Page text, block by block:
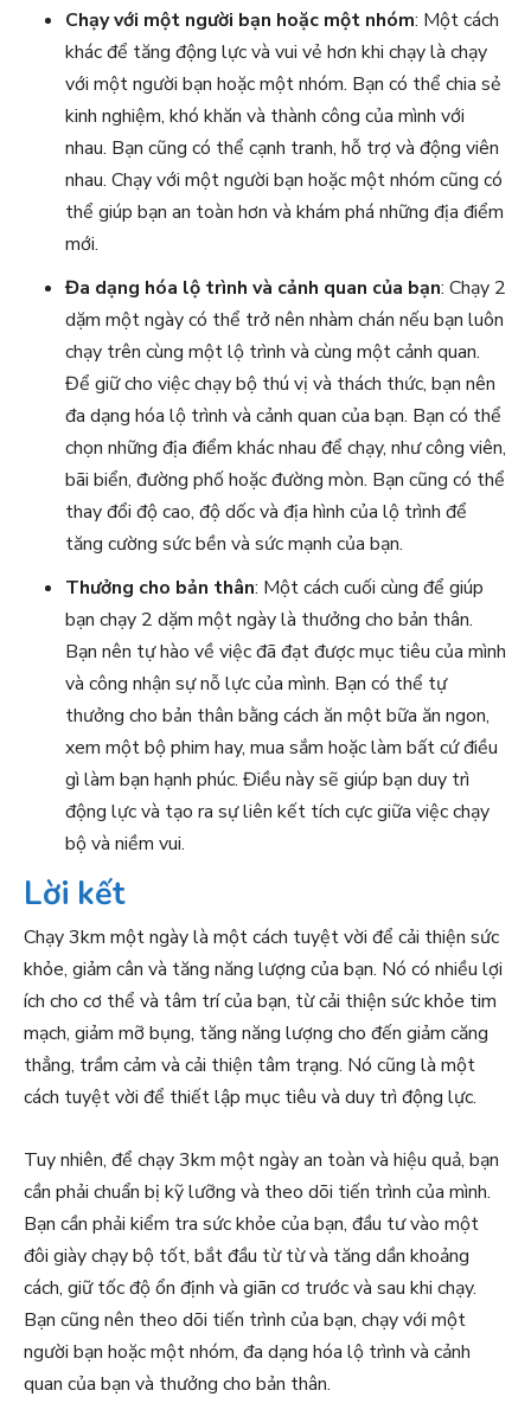
Chạy với một người bạn hoặc một nhóm: Một cách
khác để tăng động lực và vui vẻ hơn khi chạy là chạy
với một người bạn hoặc một nhóm. Bạn có thể chia sẻ
kinh nghiệm, khó khăn và thành công của mình với
nhau. Bạn cũng có thể cạnh tranh, hỗ trợ và động viên
nhau. Chạy với một người bạn hoặc một nhóm cũng có
thể giúp bạn an toàn hơn và khám phá những địa điểm
mới.
Đa dạng hóa lộ trình và cảnh quan của bạn: Chạy 2
dặm một ngày có thể trở nên nhàm chán nếu bạn luôn
chạy trên cùng một lộ trình và cùng một cảnh quan.
Để giữ cho việc chạy bộ thú vị và thách thức, bạn nên
đa dạng hóa lộ trình và cảnh quan của bạn. Bạn có thể
chọn những địa điểm khác nhau để chạy, như công viên,
bãi biển, đường phố hoặc đường mòn. Bạn cũng có thể
thay đổi độ cao, độ dốc và địa hình của lộ trình để
tăng cường sức bền và sức mạnh của bạn.
Thưởng cho bản thân: Một cách cuối cùng để giúp
bạn chạy 2 dặm một ngày là thưởng cho bản thân.
Bạn nên tự hào về việc đã đạt được mục tiêu của mình
và công nhận sự nỗ lực của mình. Bạn có thể tự
thưởng cho bản thân bằng cách ăn một bữa ăn ngon,
xem một bộ phim hay, mua sắm hoặc làm bất cứ điều
gì làm bạn hạnh phúc. Điều này sẽ giúp bạn duy trì
động lực và tạo ra sự liên kết tích cực giữa việc chạy
bộ và niềm vui.
Lời kết
Chạy 3km một ngày là một cách tuyệt vời để cải thiện sức
khỏe, giảm cân và tăng năng lượng của bạn. Nó có nhiều lợi
ích cho cơ thể và tâm trí của bạn, từ cải thiện sức khỏe tim
mạch, giảm mỡ bụng, tăng năng lượng cho đến giảm căng
thẳng, trầm cảm và cải thiện tâm trạng. Nó cũng là một
cách tuyệt vời để thiết lập mục tiêu và duy trì động lực.
Tuy nhiên, để chạy 3km một ngày an toàn và hiệu quả, bạn
cần phải chuẩn bị kỹ lưỡng và theo dõi tiến trình của mình.
Bạn cần phải kiểm tra sức khỏe của bạn, đầu tư vào một
đôi giày chạy bộ tốt, bắt đầu từ từ và tăng dần khoảng
cách, giữ tốc độ ổn định và giãn cơ trước và sau khi chạy.
Bạn cũng nên theo dõi tiến trình của bạn, chạy với một
người bạn hoặc một nhóm, đa dạng hóa lộ trình và cảnh
quan của bạn và thưởng cho bản thân.